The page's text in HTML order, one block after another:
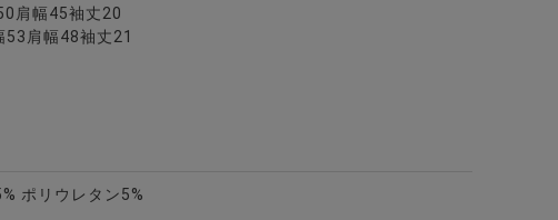
長袖カットソー/全2色
袖ニット/全3色
肩幅45袖丈20
53肩幅48袖丈21
ポリウレタン5%